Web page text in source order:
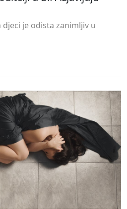
je odista zanimljiv u